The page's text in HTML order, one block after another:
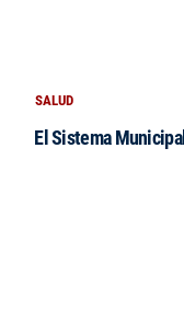
SALUD
El Sistema